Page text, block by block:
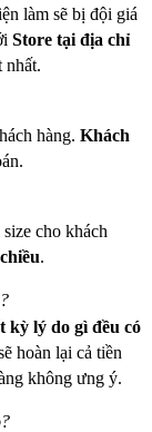
làm sẽ bị đội giá
Store tại địa chỉ
nhất.
hàng. Khách
cho khách
.
kỳ lý do gì đều có
hoàn lại cả tiền
không ưng ý.